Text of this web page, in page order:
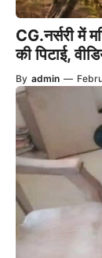
CG.नर्सरी में
की पिटाई,
By admin —